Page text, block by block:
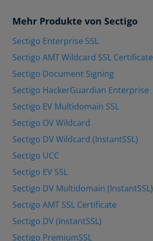
Mehr Produkte von Sectigo
Sectigo Enterprise SSL
Sectigo AMT Wildcard SSL Certificate
Sectigo Document Signing
Sectigo HackerGuardian Enterprise
Sectigo EV Multidomain SSL
Sectigo OV Wildcard
Sectigo DV Wildcard (InstantSSL)
Sectigo UCC
Sectigo EV SSL
Sectigo DV Multidomain (InstantSSL)
Sectigo AMT SSL Certificate
Sectigo DV (InstantSSL)
Sectigo PremiumSSL